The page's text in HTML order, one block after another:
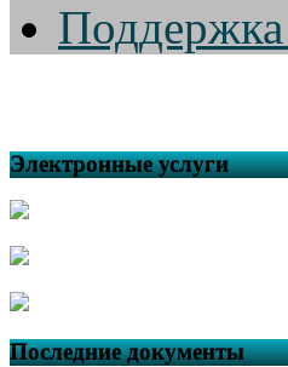
Поддержка
Электронные услуги
Последние документы